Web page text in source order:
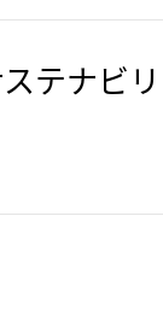
テナビ